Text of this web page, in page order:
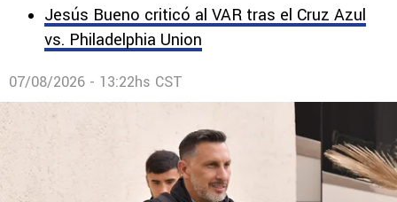
Jesús Bueno criticó al VAR tras el Cruz Azul
vs. Philadelphia Union
07/08/2026 - 13:22hs CST